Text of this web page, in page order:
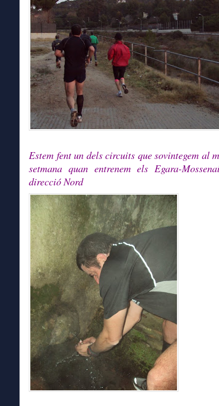
Estem fent un dels circuits que sovintegem al
setmana quan entrenem els Egara-
direcció Nord